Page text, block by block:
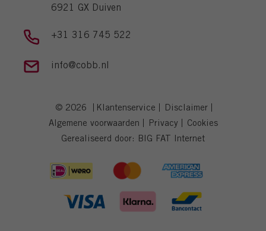
6921 GX Duiven
+31 316 745 522
info@cobb.nl
© 2026 Klantenservice
Disclaimer
Algemene voorwaarden
Privacy
Cookies
Gerealiseerd door: BIG FAT Internet